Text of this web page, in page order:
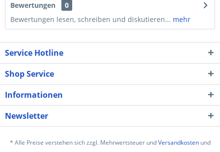
Bewertungen
0
Bewertungen lesen, schreiben und diskutieren... mehr
Service Hotline
Shop Service
Informationen
Newsletter
* Alle Preise verstehen sich zzgl. Mehrwertsteuer undVersandkostenund